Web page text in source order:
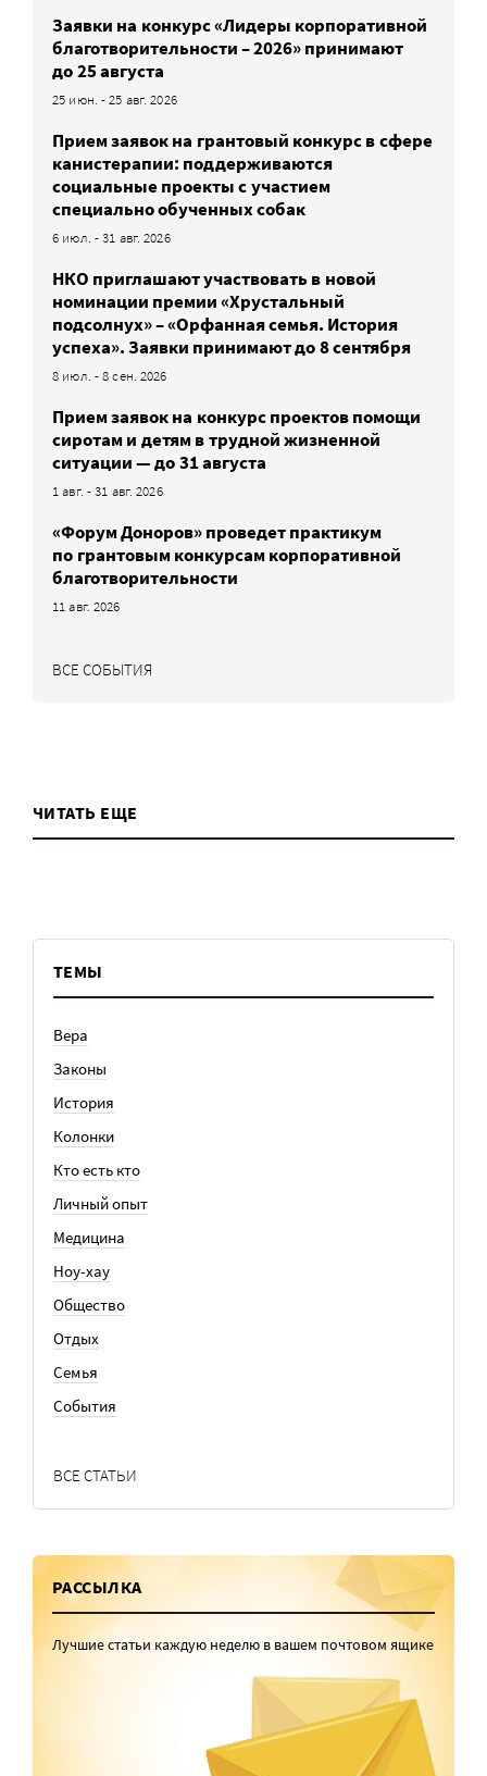
Заявки на конкурс «Лидеры корпоративной
благотворительности – 2026» принимают
до 25 августа
25 июн. - 25 авг. 2026
Прием заявок на грантовый конкурс в сфере
канистерапии: поддерживаются
социальные проекты с участием
специально обученных собак
6 июл. - 31 авг. 2026
НКО приглашают участвовать в новой
номинации премии «Хрустальный
подсолнух» – «Орфанная семья. История
успеха». Заявки принимают до 8 сентября
8 июл. - 8 сен. 2026
Прием заявок на конкурс проектов помощи
сиротам и детям в трудной жизненной
ситуации — до 31 августа
1 авг. - 31 авг. 2026
«Форум Доноров» проведет практикум
по грантовым конкурсам корпоративной
благотворительности
11 авг. 2026
ВСЕ СОБЫТИЯ
ЧИТАТЬ ЕЩЕ
ТЕМЫ
Вера
Законы
История
Колонки
Кто есть кто
Личный опыт
Медицина
Ноу-хау
Общество
Отдых
Семья
События
ВСЕ СТАТЬИ
РАССЫЛКА
Лучшие статьи каждую неделю в вашем почтовом ящике